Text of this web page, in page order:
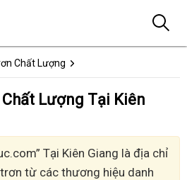
Chất Lượng
Lượng Tại Kiên
Tại Kiên Giang là địa chỉ
từ các thương hiệu danh